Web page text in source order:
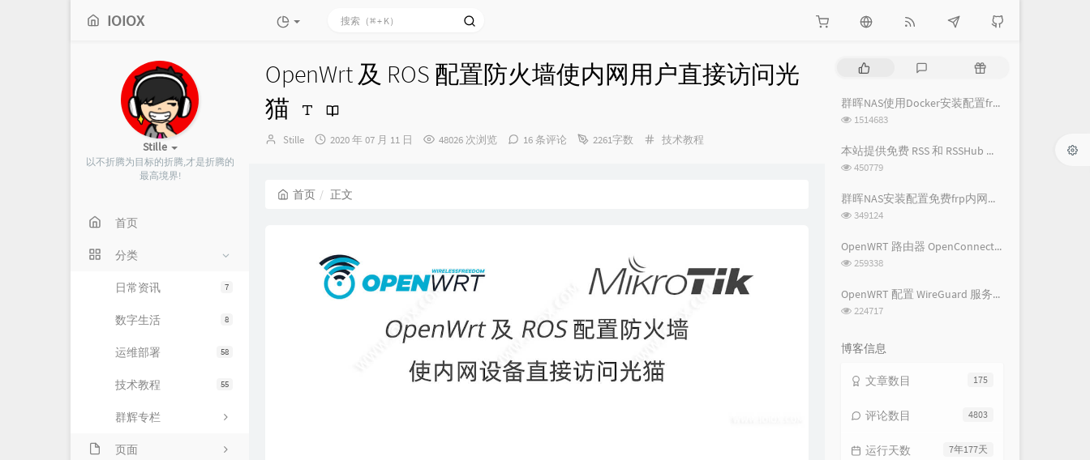
IOIOX
Stille
以不折腾为目标的折腾,才是折腾的
最高境界!
首页
分类
7
日常资讯
8
数字生活
58
运维部署
55
技术教程
群辉专栏
页面
OpenWrt 及 ROS 配置防火墙使内网用户直接访问光
猫
博
Stille
发
2020 年 07 月 11 日 48026 次浏览 16 条评论 2261字数
分
技术教程
首页 正文
文
章
评
随
文群晖NAS使用Docker安装配置frpc内网穿透教程
浏
次
数:
1514683
本站提供免费 RSS 和 RSSHub 服务
浏
次
数:
450779
群晖NAS安装配置免费frp内网穿透教程
浏
次
349124
OpenWRT 路由器 OpenConnect VPN 详细图文教程 - 基础配置篇
浏
次
259338
OpenWRT 配置 WireGuard 服务端及客户端配置教程
浏
数:
224717
博客信息
175
文章数目
4803
评论数目
7年177天
运行天数